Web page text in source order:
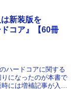
新装版を
コア』【60冊
ハードコアに関する
になったのが本書で
には増補記事が入